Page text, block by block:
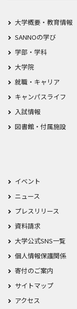
大学概要・教育情報
SANNOの学び
学部・学科
大学院
就職・キャリア
キャンパスライフ
入試情報
図書館・付属施設
イベント
ニュース
プレスリリース
資料請求
大学公式SNS一覧
個人情報保護関係
寄付のご案内
サイトマップ
アクセス